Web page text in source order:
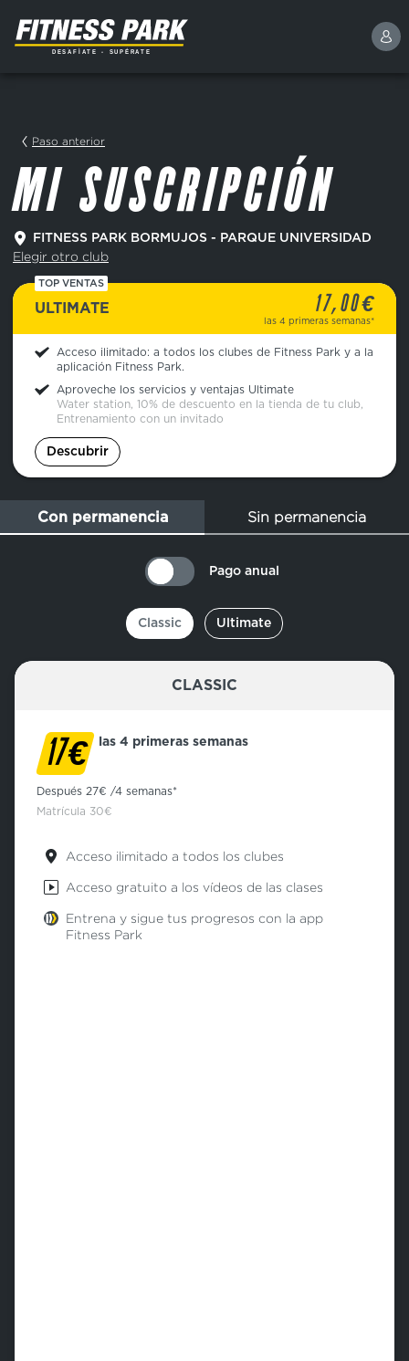
Paso anterior
MI SUSCRIPCIÓN
FITNESS PARK BORMUJOS - PARQUE UNIVERSIDAD
Elegir otro club
TOP VENTAS
ULTIMATE 17,00€
las 4 primeras semanas*
Acceso ilimitado: a todos los clubes de Fitness Park y a la
aplicación Fitness Park.
Aproveche los servicios y ventajas Ultimate
Water station, 10% de descuento en la tienda de tu club,
Entrenamiento con un invitado
Descubrir
Con permanencia Sin permanencia
Pago anual
Classic Ultimate
CLASSIC
17€ las 4 primeras semanas
Después 27€ /4 semanas*
Matrícula 30€
Acceso ilimitado a todos los clubes
Acceso gratuito a los vídeos de las clases
Entrena y sigue tus progresos con la app
Fitness Park